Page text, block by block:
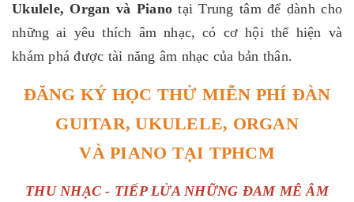
Ukulele, Organ và Pianotại Trung tâm để dành cho
những ai yêu thích âm nhạc, có cơ hội thể hiện và
khám phá được tài năng âm nhạc của bản thân.
ĐĂNG KÝ HỌC THỬ MIỄN PHÍ ĐÀN
GUITAR, UKULELE, ORGAN
VÀ PIANO TẠI TPHCM
THU NHẠC - TIẾP LỬA NHỮNG ĐAM MÊ ÂM